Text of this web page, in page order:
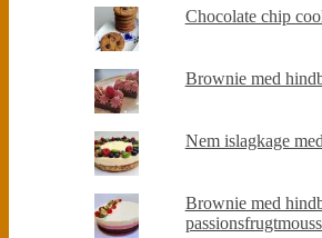
Chocolate chip
Brownie med
Nem islagkage
Brownie med